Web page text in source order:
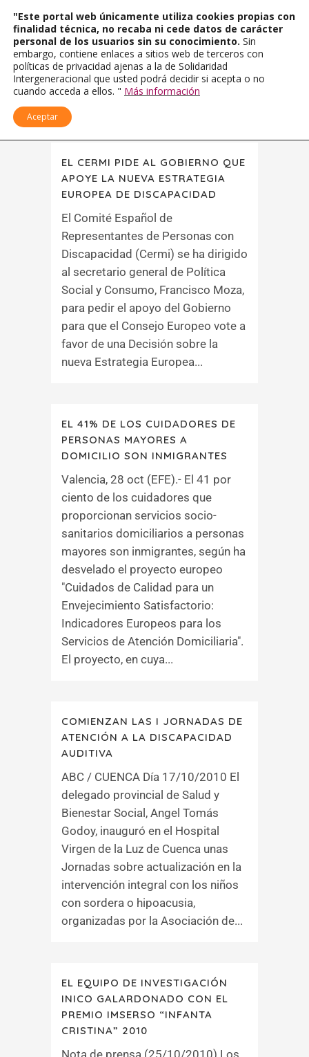
EL CERMI PIDE AL GOBIERNO QUE
APOYE LA NUEVA ESTRATEGIA
EUROPEA DE DISCAPACIDAD
El Comité Español de
Representantes de Personas con
Discapacidad (Cermi) se ha dirigido
al secretario general de Política
Social y Consumo, Francisco Moza,
para pedir el apoyo del Gobierno
para que el Consejo Europeo vote a
favor de una Decisión sobre la
nueva Estrategia Europea...
EL 41% DE LOS CUIDADORES DE
PERSONAS MAYORES A
DOMICILIO SON INMIGRANTES
Valencia, 28 oct (EFE).- El 41 por
ciento de los cuidadores que
proporcionan servicios socio-
sanitarios domiciliarios a personas
mayores son inmigrantes, según ha
desvelado el proyecto europeo
"Cuidados de Calidad para un
Envejecimiento Satisfactorio:
Indicadores Europeos para los
Servicios de Atención Domiciliaria".
El proyecto, en cuya...
COMIENZAN LAS I JORNADAS DE
ATENCIÓN A LA DISCAPACIDAD
AUDITIVA
ABC / CUENCA Día 17/10/2010 El
delegado provincial de Salud y
Bienestar Social, Angel Tomás
Godoy, inauguró en el Hospital
Virgen de la Luz de Cuenca unas
Jornadas sobre actualización en la
intervención integral con los niños
con sordera o hipoacusia,
organizadas por la Asociación de...
EL EQUIPO DE INVESTIGACIÓN
INICO GALARDONADO CON EL
PREMIO IMSERSO “INFANTA
CRISTINA” 2010
Nota de prensa (25/10/2010) Los
"Este portal web únicamente utiliza cookies propias con
finalidad técnica, no recaba ni cede datos de carácter
personal de los usuarios sin su conocimiento. Sin
embargo, contiene enlaces a sitios web de terceros con
políticas de privacidad ajenas a la de Solidaridad
Intergeneracional que usted podrá decidir si acepta o no
cuando acceda a ellos. " Más información
Aceptar